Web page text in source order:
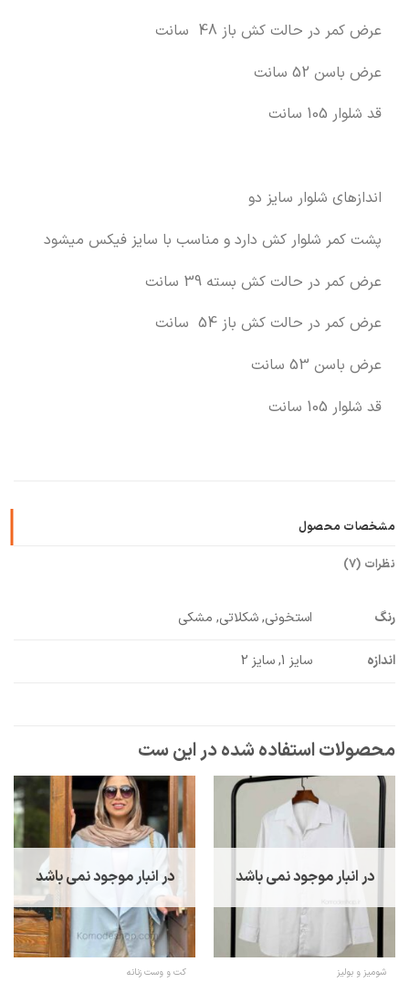
عرض کمر در حالت کش باز 48 سانت
عرض باسن 52 سانت
قد شلوار 105 سانت
اندازهای شلوار سایز دو
پشت کمر شلوار کش دارد و مناسب با سایز فیکس میشود
عرض کمر در حالت کش بسته 39 سانت
عرض کمر در حالت کش باز 54 سانت
عرض باسن 53 سانت
قد شلوار 105 سانت
مشخصات محصول
نظرات (7)
رنگ استخونی, شکلاتی, مشکی
اندازه سایز 1, سایز 2
در انبار موجود نمی باشد
شومیز و بولیز
در انبار موجود نمی باشد
کت و وست زنانه